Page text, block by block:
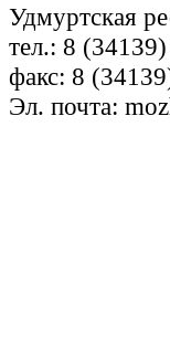
Удмуртская
тел.: 8
факс: 8
Эл. почта: